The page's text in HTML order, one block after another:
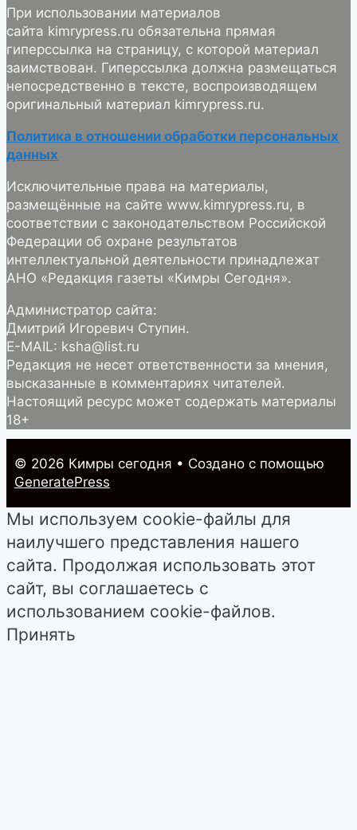
При использовании материалов
сайта kimrypress.ru обязательна прямая
гиперссылка на страницу, с которой материал
заимствован. Гиперссылка должна размещаться
непосредственно в тексте, воспроизводящем
оригинальный материал kimrypress.ru.
Политика в отношении обработки персональных
данных
Исключительные права на материалы,
размещённые на сайте www.kimrypress.ru, в
соответствии с законодательством Российской
Федерации об охране результатов
интеллектуальной деятельности принадлежат
АНО «Редакция газеты «Кимры Сегодня».
Администратор сайта:
Дмитрий Игоревич Ступин.
E-MAIL: ksha@list.ru
Редакция не несет ответственности за мнения,
высказанные в комментариях читателей.
Настоящий ресурс может содержать материалы
18+
© 2026 Кимры cегодня • Создано с помощью
GeneratePress
Мы используем cookie-файлы для
наилучшего представления нашего
сайта. Продолжая использовать этот
сайт, вы соглашаетесь с
использованием cookie-файлов.
Принять